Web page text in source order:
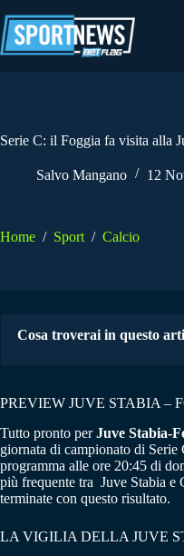
al
contenuto
Serie C: il Foggia fa visita alla
Salvo Mangano 12
Home / Sport / Calcio
Cosa troverai in questo
PREVIEW JUVE STABIA –
Tutto pronto perJuve Stabia-
giornata di campionato di
programma alle ore 20:45 di
più frequente tra Juve Stabia e
terminate con questo risultato.
LA VIGILIA DELLA JUVE